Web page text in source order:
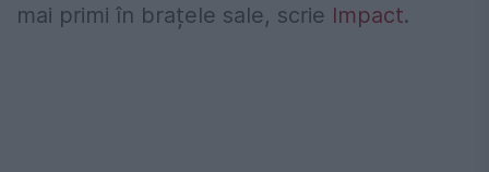
mai primi în brațele sale, scrie Impact.